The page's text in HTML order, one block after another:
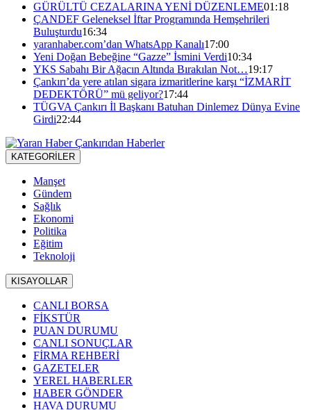
GÜRÜLTÜ CEZALARINA YENİ DÜZENLEME01:18
ÇANDEF Geleneksel İftar Programında Hemşehrileri
Buluşturdu16:34
yaranhaber.com’dan WhatsApp Kanalı17:00
Yeni Doğan Bebeğine “Gazze” İsmini Verdi10:34
YKS Sabahı Bir Ağacın Altında Bırakılan Not…19:17
Çankırı’da yere atılan sigara izmaritlerine karşı “İZMARİT
DEDEKTÖRÜ” mü geliyor?17:44
TÜGVA Çankırı İl Başkanı Batuhan Dinlemez Dünya Evine
Girdi22:44
KATEGORİLER
Manşet
Gündem
Sağlık
Ekonomi
Politika
Eğitim
Teknoloji
KISAYOLLAR
CANLI BORSA
FİKSTÜR
PUAN DURUMU
CANLI SONUÇLAR
FİRMA REHBERİ
GAZETELER
YEREL HABERLER
HABER GÖNDER
HAVA DURUMU